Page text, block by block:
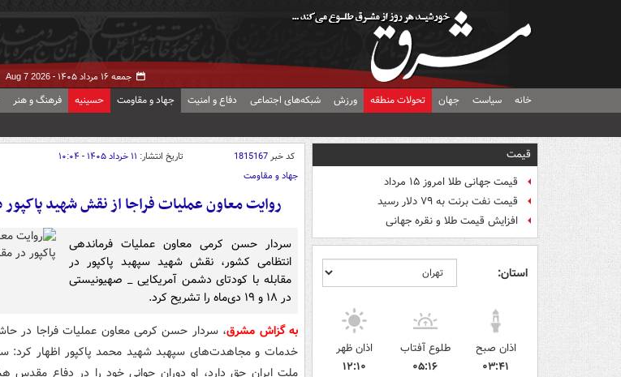
جمعه ۱۶ مرداد ۱۴۰۵ - Aug 7 2026
خانه سیاست جهان تحولات منطقه ورزش شبکه‌های اجتماعی دفاع و امنیت جهاد و مقاومت حسینیه فرهنگ و هنر
قیمت
قیمت جهانی طلا امروز ۱۵ مرداد
قیمت نفت برنت به ۷۹ دلار رسید
افزایش قیمت طلا و نقره جهانی
استان:
اذان صبح
۰۳:۴۱
طلوع آفتاب
۰۵:۱۶
اذان ظهر
۱۲:۱۰
کد خبر1815167 تاریخ انتشار: ۱۱ خرداد ۱۴۰۵ - ۱۰:۰۴
جهاد و مقاومت
روایت معاون عملیات فراجا از نقش شهید پاکپور
سردار حسن کرمی معاون عملیات فرماندهی
انتظامی کشور، نقش شهید سپهبد پاکپور در
مقابله با کودتای دشمن آمریکایی _ صهیونیستی
در ۱۸ و ۱۹ دی‌ماه را تشریح کرد.
به گزاش مشرق، سردار حسن کرمی معاون عملیات فراجا در
خدمات و مجاهدت‌های سپهبد شهید محمد پاکپور اظهار کرد:
ملت ایران حق دارد، او دوران جوانی خود را در دفاع مقدس